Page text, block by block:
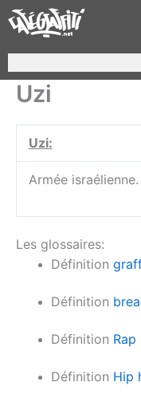
Aller
au
Uzi
Uzi:
Armée
Les glossaires:
Définition
Définition
Définition Rap
Définition Hip